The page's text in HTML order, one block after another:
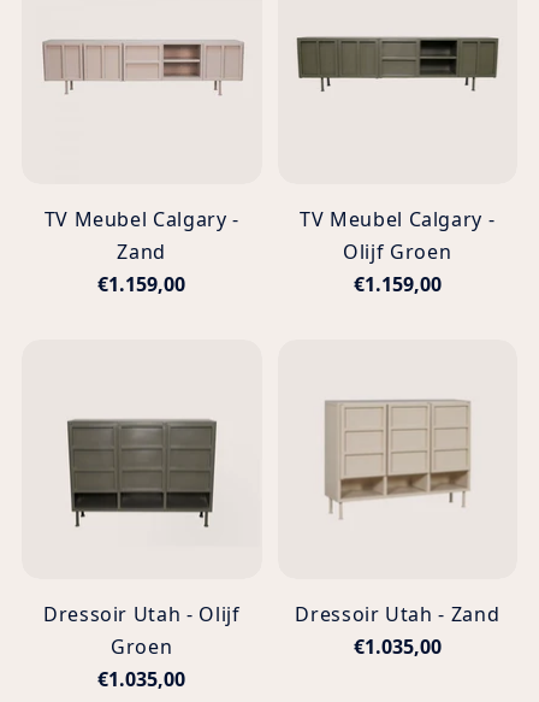
TV Meubel Calgary -
Zand
€1.159,00
TV Meubel Calgary -
Olijf Groen
€1.159,00
Dressoir Utah - Olijf
Groen
€1.035,00
Dressoir Utah - Zand
€1.035,00